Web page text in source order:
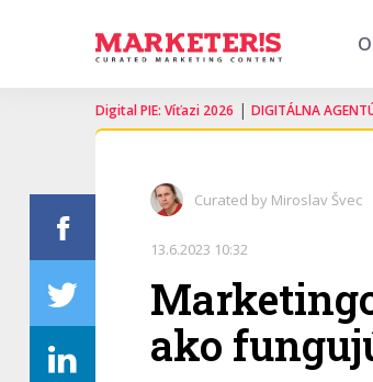
Digital PIE: Víťazi 2026 | DIGITÁLNA
Curated by Miroslav Švec
13.6.2023 10:32
ako